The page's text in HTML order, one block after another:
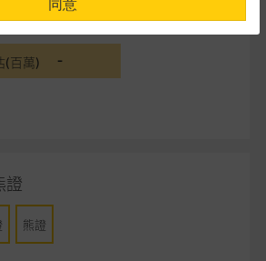
-
(百萬) -
證
熊證
準 – 使用時請考慮個人風險
示日期時認為可靠之來源，且均以真誠提
核實所有網站內容，故就閣下的目的而
完整或準確。麥格理集團不會，亦沒有義
開資料或分析是基於我們相信的假設及參
們提出的意見。所用假設及參數並非唯一